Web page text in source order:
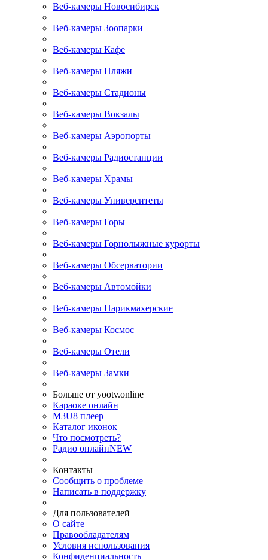
Веб-камеры Новосибирск
Веб-камеры Зоопарки
Веб-камеры Кафе
Веб-камеры Пляжи
Веб-камеры Стадионы
Веб-камеры Вокзалы
Веб-камеры Аэропорты
Веб-камеры Радиостанции
Веб-камеры Храмы
Веб-камеры Университеты
Веб-камеры Горы
Веб-камеры Горнолыжные курорты
Веб-камеры Обсерватории
Веб-камеры Автомойки
Веб-камеры Парикмахерские
Веб-камеры Космос
Веб-камеры Отели
Веб-камеры Замки
Больше от yootv.online
Караоке онлайн
M3U8 плеер
Каталог иконок
Что посмотреть?
Радио онлайнNEW
Контакты
Сообщить о проблеме
Написать в поддержку
Для пользователей
О сайте
Правообладателям
Условия использования
Конфиденциальность